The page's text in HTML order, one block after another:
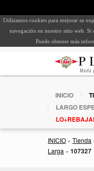
Utilizamos cookies para mejorar su
navegación en nuestro sitio web. Si
Puede obtener más
INICIO
LARGO
INICIO » Tienda
Larga » 107327